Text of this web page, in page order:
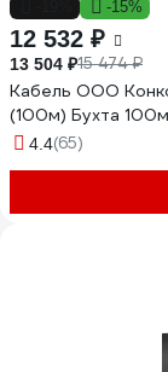
-15%
12 532 ₽
13 504 ₽15 474 ₽
Кабель ООО
(100м) Бухта
4.4(65)